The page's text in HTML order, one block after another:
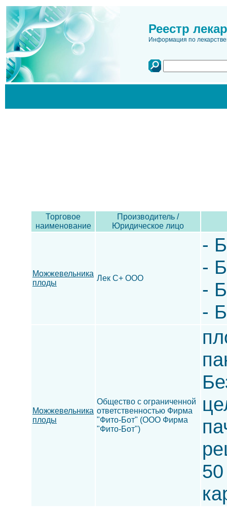
Реестр
Информация по
Торговое
наименование
Производитель /
Юридическое лицо
Можжевельника
плоды
Лек С+ ООО
-
-
-
-
Можжевельника
плоды
Общество с ограниченной
ответственностью Фирма
"Фито-Бот" (ООО Фирма
"Фито-Бот")